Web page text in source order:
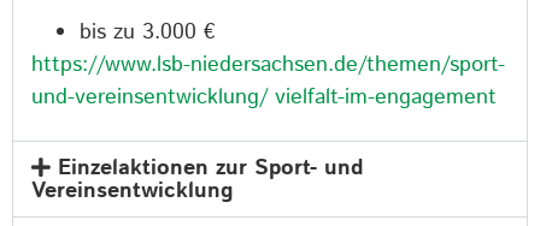
bis zu 3.000 €
https://www.lsb-niedersachsen.de/themen/sport-
und-vereinsentwicklung/ vielfalt-im-engagement
Einzelaktionen zur Sport- und
Vereinsentwicklung